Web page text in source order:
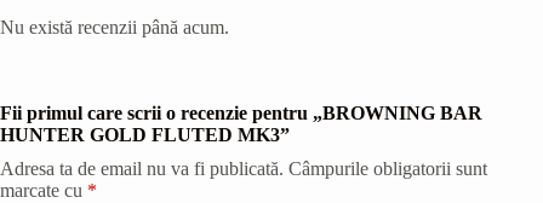
Nu există recenzii până acum.
Fii primul care scrii o recenzie pentru „BROWNING BAR
HUNTER GOLD FLUTED MK3”
Adresa ta de email nu va fi publicată. Câmpurile obligatorii sunt
marcate cu *